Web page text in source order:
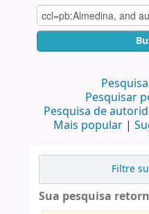
Pesquisar
Pesquisa de
Mais popular
Filtre
Sua pesquisa